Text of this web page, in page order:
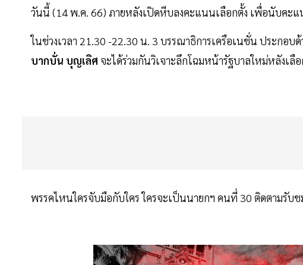
วันนี้ (14 พ.ค. 66) ภายหลังเปิดหีบลงคะแนนเลือกตั้ง เพื่อนับคะแ
ในช่วงเวลา 21.30 -22.30 น. 3 บรรณาธิการเครือเนชั่น ประกอบด้
บากบั่น บุญเลิศ จะได้ร่วมกันวิเจาะลึกโฉมหน้ารัฐบาลใหม่หลังเลื
พรรคไหนใครจับมือกับใคร ใครจะเป็นนายกฯ คนที่ 30 ติดตาม